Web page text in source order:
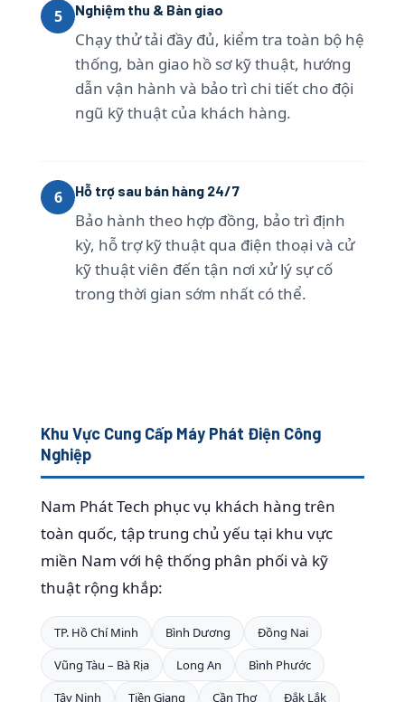
5 Nghiệm thu & Bàn giao
Chạy thử tải đầy đủ, kiểm tra toàn bộ hệ
thống, bàn giao hồ sơ kỹ thuật, hướng
dẫn vận hành và bảo trì chi tiết cho đội
ngũ kỹ thuật của khách hàng.
6 Hỗ trợ sau bán hàng 24/7
Bảo hành theo hợp đồng, bảo trì định
kỳ, hỗ trợ kỹ thuật qua điện thoại và cử
kỹ thuật viên đến tận nơi xử lý sự cố
trong thời gian sớm nhất có thể.
Khu Vực Cung Cấp Máy Phát Điện Công
Nghiệp
Nam Phát Tech phục vụ khách hàng trên
toàn quốc, tập trung chủ yếu tại khu vực
miền Nam với hệ thống phân phối và kỹ
thuật rộng khắp:
TP. Hồ Chí Minh Bình Dương
Đồng Nai
Vũng Tàu – Bà Rịa
Long An
Bình Phước
Tây Ninh
Tiền Giang Cần Thơ Đắk Lắk